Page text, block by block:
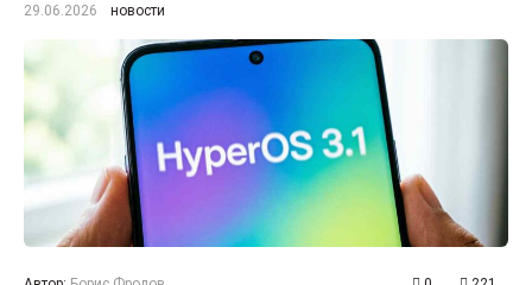
29.06.2026 новости